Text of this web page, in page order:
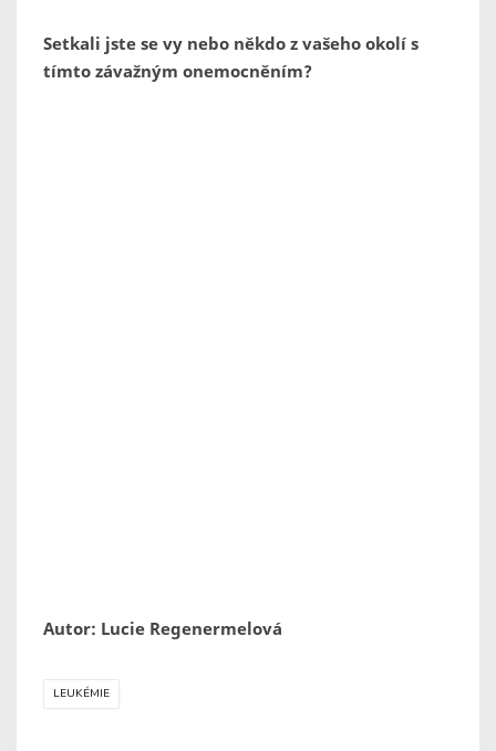
Setkali jste se vy nebo někdo z vašeho okolí s
tímto závažným onemocněním?
Autor: Lucie Regenermelová
LEUKÉMIE